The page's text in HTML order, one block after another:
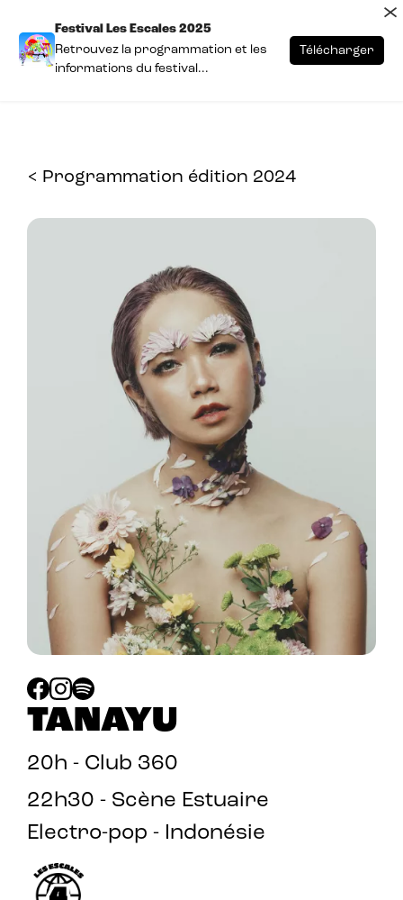
< Programmation édition 2024
TANAYU
20h - Club 360
22h30 - Scène Estuaire
Electro-pop - Indonésie
Festival Les Escales 2025
Retrouvez la programmation et les
informations du festival...
Télécharger
×